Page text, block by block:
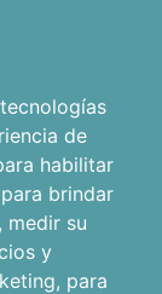
de
habilitar
para brindar
, medir su
y
, para